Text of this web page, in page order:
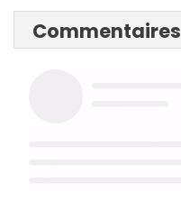
Commentaires